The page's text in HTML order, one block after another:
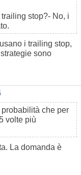
stop?- No, i
i trailing stop,
sono
che per
volte più
La domanda è